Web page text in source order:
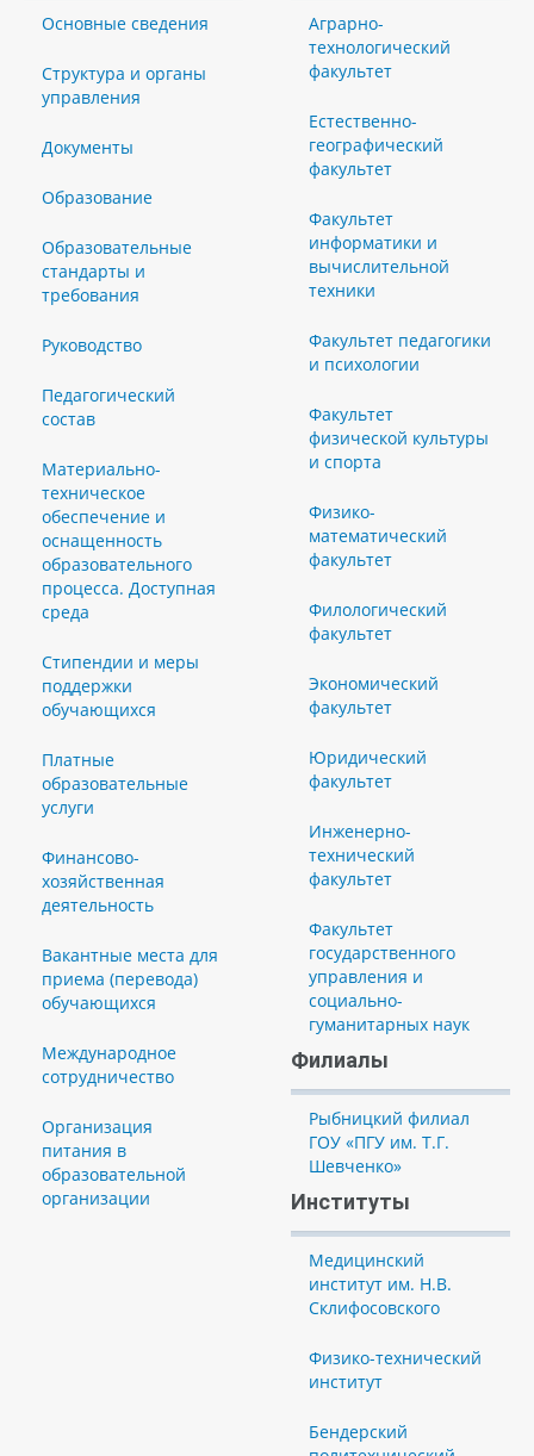
Основные сведения
Структура и органы
управления
Документы
Образование
Образовательные
стандарты и
требования
Руководство
Педагогический
состав
Материально-
техническое
обеспечение и
оснащенность
образовательного
процесса. Доступная
среда
Стипендии и меры
поддержки
обучающихся
Платные
образовательные
услуги
Финансово-
хозяйственная
деятельность
Вакантные места для
приема (перевода)
обучающихся
Международное
сотрудничество
Организация
питания в
образовательной
организации
Аграрно-
технологический
факультет
Естественно-
географический
факультет
Факультет
информатики и
вычислительной
техники
Факультет педагогики
и психологии
Факультет
физической культуры
и спорта
Физико-
математический
факультет
Филологический
факультет
Экономический
факультет
Юридический
факультет
Инженерно-
технический
факультет
Факультет
государственного
управления и
социально-
гуманитарных наук
Филиалы
Рыбницкий филиал
ГОУ «ПГУ им. Т.Г.
Шевченко»
Институты
Медицинский
институт им. Н.В.
Склифосовского
Физико-технический
институт
Бендерский